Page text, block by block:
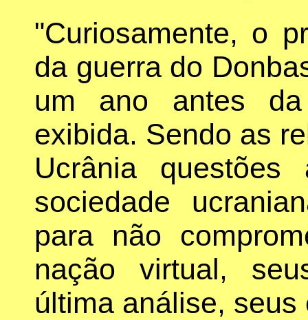
"Curiosamente, o
da guerra do
um ano antes
exibida. Sendo as
Ucrânia questões
sociedade
para não
nação virtual,
última análise, seus